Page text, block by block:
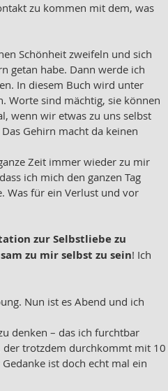
zu kommen mit dem, was
Schönheit zweifeln und sich
getan habe. Dann werde ich
In diesem Buch wird unter
Worte sind mächtig, sie können
wenn wir etwas zu uns selbst
Gehirn macht da keinen
Zeit immer wieder zu mir
ich mich den ganzen Tag
Was für ein Verlust und vor
zur Selbstliebe zu
zu mir selbst zu sein! Ich
Nun ist es Abend und ich
denken – das ich furchtbar
der trotzdem durchkommt mit 10
ist doch echt mal ein